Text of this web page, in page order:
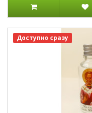
Доступно сразу